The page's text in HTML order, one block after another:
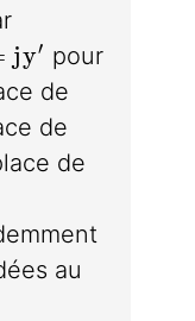
jy'
jy′ pour
de
de
de
au